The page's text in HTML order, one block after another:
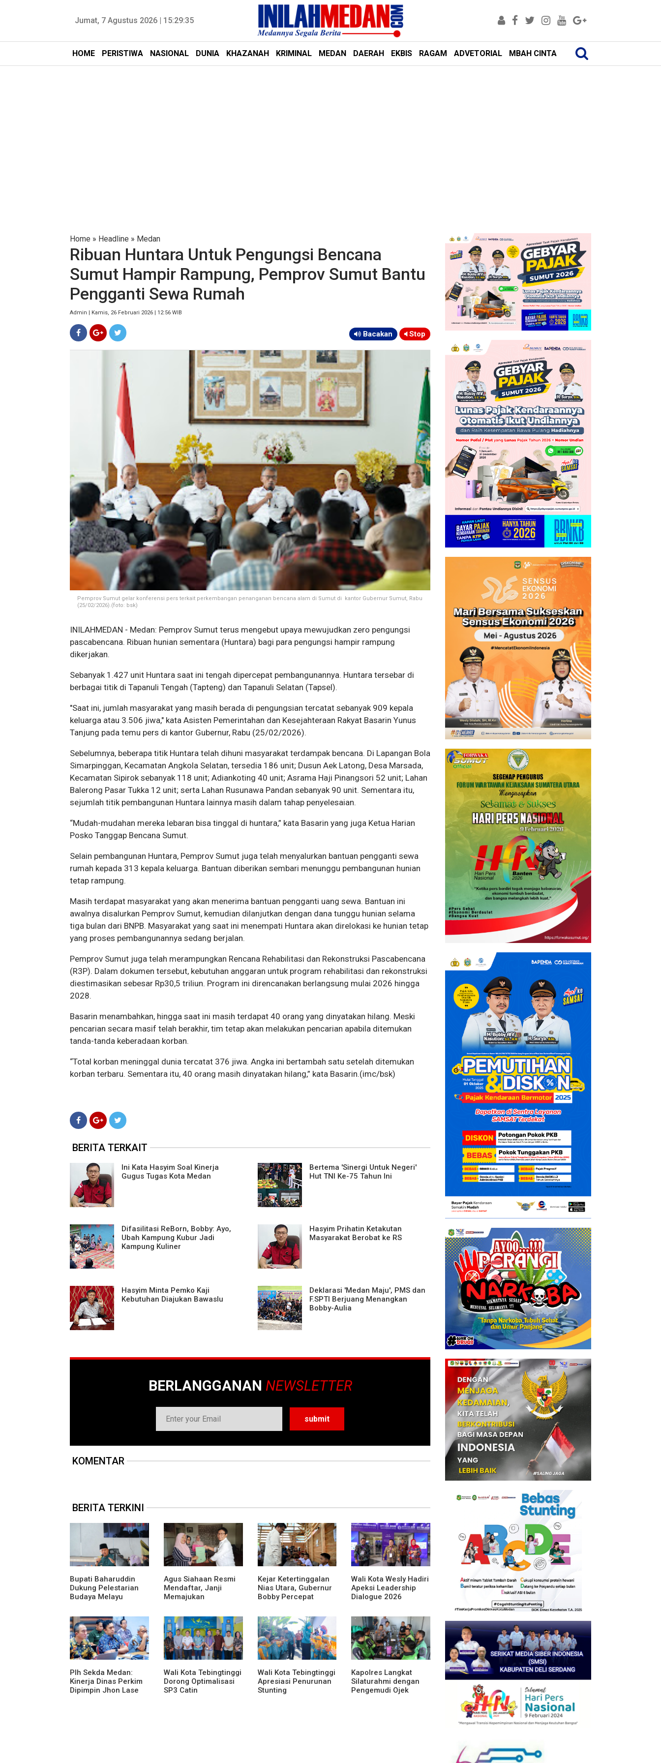
Jumat, 7 Agustus 2026 | 15:29:37
HOME PERISTIWA NASIONAL DUNIA KHAZANAH KRIMINAL MEDAN DAERAH EKBIS RAGAM ADVETORIAL MBAH CINTA
Home » Headline » Medan
Ribuan Huntara Untuk Pengungsi Bencana
Sumut Hampir Rampung, Pemprov Sumut Bantu
Pengganti Sewa Rumah
Admin | Kamis, 26 Februari 2026 | 12:56 WIB
Bacakan Stop
Pemprov Sumut gelar konferensi pers terkait perkembangan penanganan bencana alam di Sumut di kantor Gubernur Sumut, Rabu
(25/02/2026).(foto: bsk)
INILAHMEDAN - Medan: Pemprov Sumut terus mengebut upaya mewujudkan zero pengungsi
pascabencana. Ribuan hunian sementara (Huntara) bagi para pengungsi hampir rampung
dikerjakan.
Sebanyak 1.427 unit Huntara saat ini tengah dipercepat pembangunannya. Huntara tersebar di
berbagai titik di Tapanuli Tengah (Tapteng) dan Tapanuli Selatan (Tapsel).
"Saat ini, jumlah masyarakat yang masih berada di pengungsian tercatat sebanyak 909 kepala
keluarga atau 3.506 jiwa," kata Asisten Pemerintahan dan Kesejahteraan Rakyat Basarin Yunus
Tanjung pada temu pers di kantor Gubernur, Rabu (25/02/2026).
Sebelumnya, beberapa titik Huntara telah dihuni masyarakat terdampak bencana. Di Lapangan Bola
Simarpinggan, Kecamatan Angkola Selatan, tersedia 186 unit; Dusun Aek Latong, Desa Marsada,
Kecamatan Sipirok sebanyak 118 unit; Adiankoting 40 unit; Asrama Haji Pinangsori 52 unit; Lahan
Balerong Pasar Tukka 12 unit; serta Lahan Rusunawa Pandan sebanyak 90 unit. Sementara itu,
sejumlah titik pembangunan Huntara lainnya masih dalam tahap penyelesaian.
“Mudah-mudahan mereka lebaran bisa tinggal di huntara,” kata Basarin yang juga Ketua Harian
Posko Tanggap Bencana Sumut.
Selain pembangunan Huntara, Pemprov Sumut juga telah menyalurkan bantuan pengganti sewa
rumah kepada 313 kepala keluarga. Bantuan diberikan sembari menunggu pembangunan hunian
tetap rampung.
Masih terdapat masyarakat yang akan menerima bantuan pengganti uang sewa. Bantuan ini
awalnya disalurkan Pemprov Sumut, kemudian dilanjutkan dengan dana tunggu hunian selama
tiga bulan dari BNPB. Masyarakat yang saat ini menempati Huntara akan direlokasi ke hunian tetap
yang proses pembangunannya sedang berjalan.
Pemprov Sumut juga telah merampungkan Rencana Rehabilitasi dan Rekonstruksi Pascabencana
(R3P). Dalam dokumen tersebut, kebutuhan anggaran untuk program rehabilitasi dan rekonstruksi
diestimasikan sebesar Rp30,5 triliun. Program ini direncanakan berlangsung mulai 2026 hingga
2028.
Basarin menambahkan, hingga saat ini masih terdapat 40 orang yang dinyatakan hilang. Meski
pencarian secara masif telah berakhir, tim tetap akan melakukan pencarian apabila ditemukan
tanda-tanda keberadaan korban.
“Total korban meninggal dunia tercatat 376 jiwa. Angka ini bertambah satu setelah ditemukan
korban terbaru. Sementara itu, 40 orang masih dinyatakan hilang,” kata Basarin.(imc/bsk)
BERITA TERKAIT
Ini Kata Hasyim Soal Kinerja
Gugus Tugas Kota Medan
Bertema 'Sinergi Untuk Negeri'
Hut TNI Ke-75 Tahun Ini
Difasilitasi ReBorn, Bobby: Ayo,
Ubah Kampung Kubur Jadi
Kampung Kuliner
Hasyim Prihatin Ketakutan
Masyarakat Berobat ke RS
Hasyim Minta Pemko Kaji
Kebutuhan Diajukan Bawaslu
Deklarasi 'Medan Maju', PMS dan
F.SPTI Berjuang Menangkan
Bobby-Aulia
BERLANGGANAN NEWSLETTER
KOMENTAR
BERITA TERKINI
Bupati Baharuddin
Dukung Pelestarian
Budaya Melayu
Bertanjak Jilid 7
Agus Siahaan Resmi
Mendaftar, Janji
Memajukan
Karya Tulis Se-Sumut
Kejar Ketertinggalan
Nias Utara, Gubernur
Bobby Percepat
Gedung SMPN 4 Sitoli
Ori
Wali Kota Wesly Hadiri
Apeksi Leadership
Dialogue 2026
Transformasi Digital
Plh Sekda Medan:
Kinerja Dinas Perkim
Dipimpin Jhon Lase
Wali Kota Tebingtinggi
Dorong Optimalisasi
SP3 Catin
Wali Kota Tebingtinggi
Apresiasi Penurunan
Stunting
Kapolres Langkat
Silaturahmi dengan
Pengemudi Ojek